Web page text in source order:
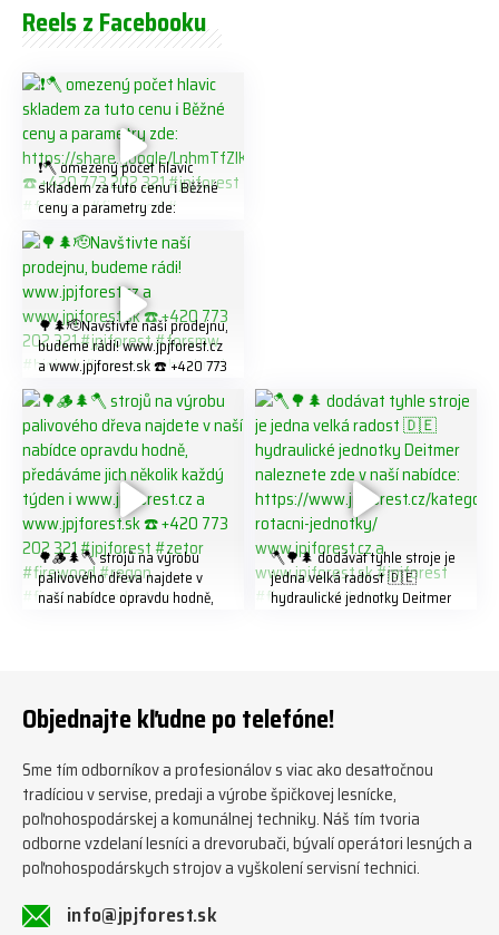
Reels z Facebooku
❗️🪓 omezený počet hlavic
skladem za tuto cenu ℹ️ Běžné
ceny a parametry zde:
K8W5t7i6o ☎️ +420 773 202
321 #jpjforest #forsmw
#firewood #
🌳🌲🫡Navštivte naší prodejnu,
budeme rádi! www.jpjforest.cz
a www.jpjforest.sk ☎️ +420 773
#biojack #regon #vahvajussi
🌳🪵🌲🪓 strojů na výrobu
palivového dřeva najdete v
naší nabídce opravdu hodně,
#firewoodproduction
🪓🌳🌲 dodávat tyhle stroje je
jedna velká radost 🇩🇪
hydraulické jednotky Deitmer
#firewood #deitmer
Objednajte kľudne po telefóne!
Sme tím odborníkov a profesionálov s viac ako desaťročnou
tradíciou v servise, predaji a výrobe špičkovej lesnícke,
poľnohospodárskej a komunálnej techniky. Náš tím tvoria
odborne vzdelaní lesníci a drevorubači, bývalí operátori lesných a
poľnohospodárskych strojov a vyškolení servisní technici.
info@jpjforest.sk